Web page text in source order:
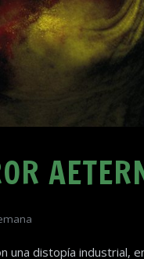
una distopía industrial,